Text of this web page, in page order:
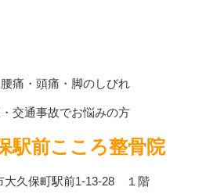
痛・頭痛・脚のしびれ
交通事故でお悩みの方
駅前こころ整骨院
大久保町駅前1-13-28 １階